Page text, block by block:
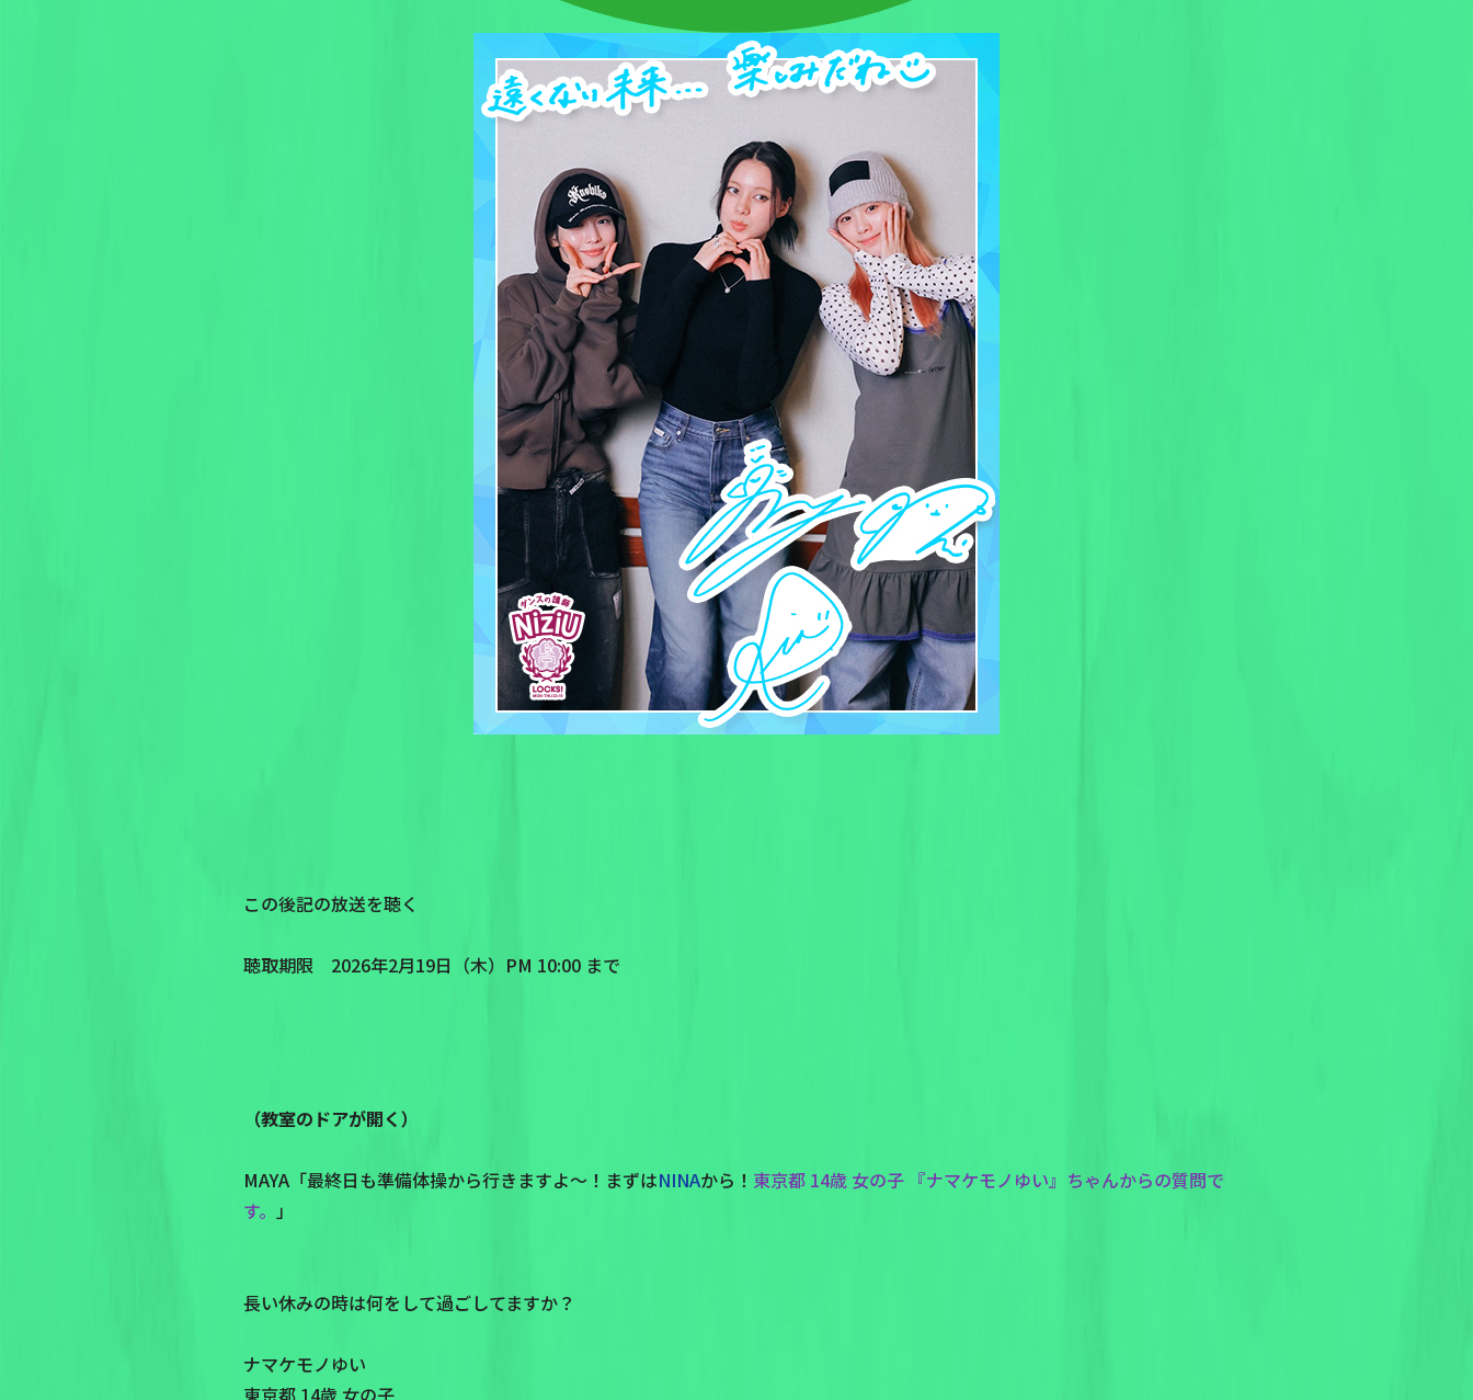
この後記の放送を聴く
聴取期限 2026年2月19日（木）PM 10:00 まで
（教室のドアが開く）
MAYA「最終日も準備体操から行きますよ〜！まずはNINAから！ 東京都 14歳 女の子 『ナマケモノゆい』ちゃんからの質問で
す。 」
長い休みの時は何をして過ごしてますか？
ナマケモノゆい
東京都 14歳 女の子